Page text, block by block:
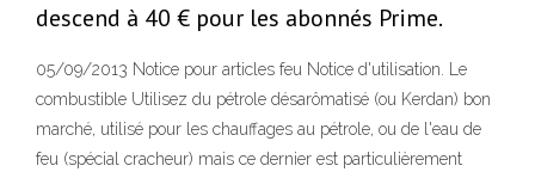
descend à 40 € pour les abonnés Prime.
05/09/2013 Notice pour articles feu Notice d'utilisation. Le
combustible Utilisez du pétrole désarômatisé (ou Kerdan) bon
marché, utilisé pour les chauffages au pétrole, ou de l'eau de
feu (spécial cracheur) mais ce dernier est particulièrement